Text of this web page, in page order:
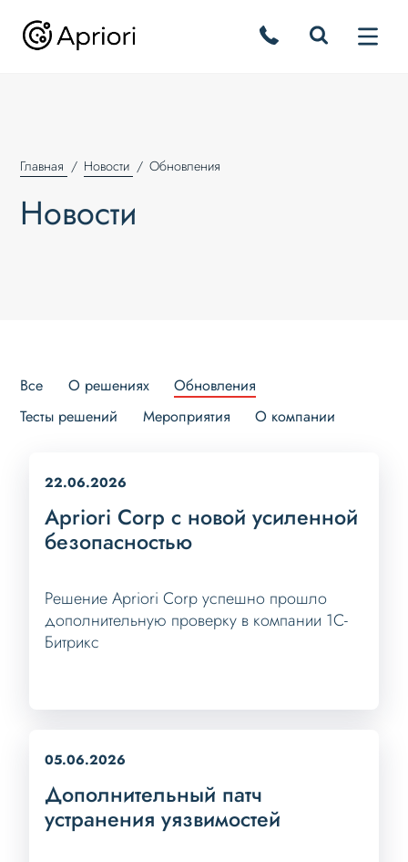
Главная Новости Обновления
Новости
Все О решениях
Обновления
Тесты решений
Мероприятия О компании
22.06.2026
Apriori Corp с новой усиленной
безопасностью
Решение Apriori Corp успешно прошло
дополнительную проверку в компании 1С-
Битрикс
05.06.2026
Дополнительный патч
устранения уязвимостей